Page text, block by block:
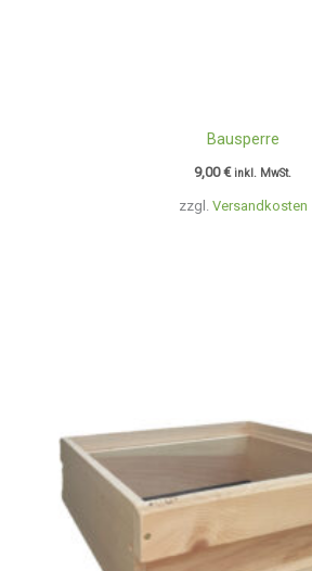
zzgl. Versandkosten
Bausperre
9,00€ inkl. MwSt.